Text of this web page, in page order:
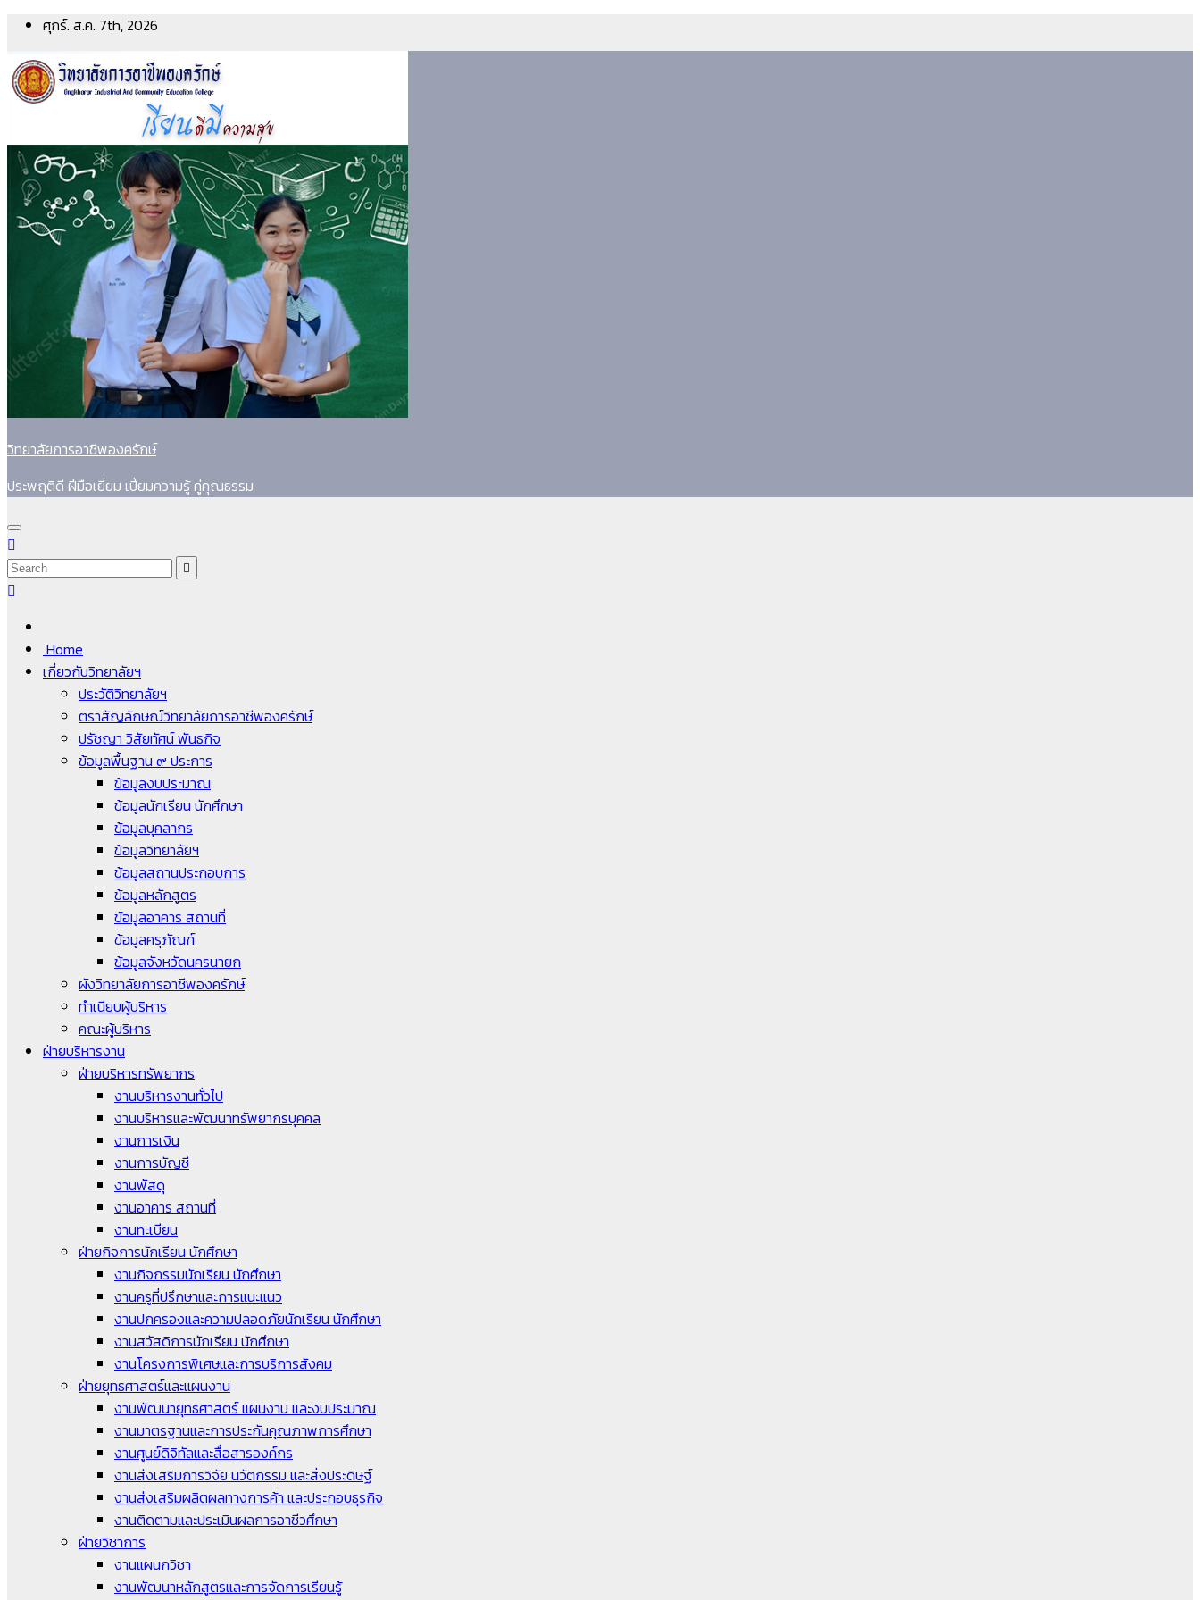
Skip
content
ศุกร์. ส.ค. 7th, 2026
วิทยาลัยการอาชีพองครักษ์
ประพฤติดี ฝีมือเยี่ยม เปี่ยมความรู้ คู่คุณธรรม
Home
เกี่ยวกับวิทยาลัยฯ
ประวัติวิทยาลัยฯ
ตราสัญลักษณ์วิทยาลัยการอาชีพองครักษ์
ปรัชญา วิสัยทัศน์ พันธกิจ
ข้อมูลพื้นฐาน ๙ ประการ
ข้อมูลงบประมาณ
ข้อมูลนักเรียน นักศึกษา
ข้อมูลบุคลากร
ข้อมูลวิทยาลัยฯ
ข้อมูลสถานประกอบการ
ข้อมูลหลักสูตร
ข้อมูลอาคาร สถานที่
ข้อมูลครุภัณฑ์
ข้อมูลจังหวัดนครนายก
ผังวิทยาลัยการอาชีพองครักษ์
ทำเนียบผู้บริหาร
คณะผู้บริหาร
ฝ่ายบริหารงาน
ฝ่ายบริหารทรัพยากร
งานบริหารงานทั่วไป
งานบริหารและพัฒนาทรัพยากรบุคคล
งานการเงิน
งานการบัญชี
งานพัสดุ
งานอาคาร สถานที่
งานทะเบียน
ฝ่ายกิจการนักเรียน นักศึกษา
งานกิจกรรมนักเรียน นักศึกษา
งานครูที่ปรึกษาและการแนะแนว
งานปกครองและความปลอดภัยนักเรียน นักศึกษา
งานสวัสดิการนักเรียน นักศึกษา
งานโครงการพิเศษและการบริการสังคม
ฝ่ายยุทธศาสตร์และแผนงาน
งานพัฒนายุทธศาสตร์ แผนงาน และงบประมาณ
งานมาตรฐานและการประกันคุณภาพการศึกษา
งานศูนย์ดิจิทัลและสื่อสารองค์กร
งานส่งเสริมการวิจัย นวัตกรรม และสิ่งประดิษฐ์
งานส่งเสริมผลิตผลทางการค้า และประกอบธุรกิจ
งานติดตามและประเมินผลการอาชีวศึกษา
ฝ่ายวิชาการ
งานแผนกวิชา
งานพัฒนาหลักสูตรและการจัดการเรียนรู้